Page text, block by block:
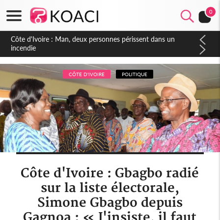
0
Côte d'Ivoire : Séileu, la célébration de la fête nationale
transformée en vaste campagne contre les produits
dépigmentants dangereux
CÔTE D'IVOIRE POLITIQUE
Côte d'Ivoire : Gbagbo radié
sur la liste électorale,
Simone Gbagbo depuis